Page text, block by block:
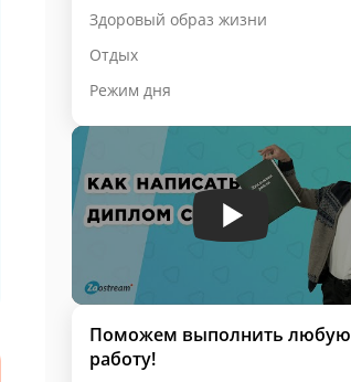
Здоровый образ жизни
Отдых
Режим дня
Поможем выполнить любую
работу!